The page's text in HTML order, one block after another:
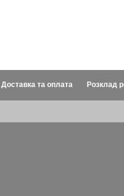
Доставка та оплата Розклад